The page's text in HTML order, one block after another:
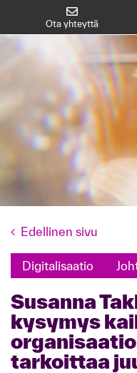
Ota yhteyttä
Edellinen sivu
Digitalisaatio
Susanna Takkusella on
kysymys
tarkoittaa